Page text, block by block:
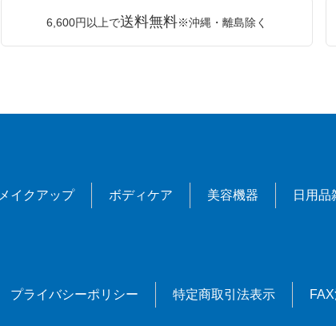
6,600円以上で送料無料※沖縄・離島除く
メイクアップ ボディケア 美容機器 日用品
プライバシーポリシー 特定商取引法表示